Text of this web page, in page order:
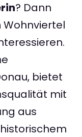
? Dann
bietet
mit
aus